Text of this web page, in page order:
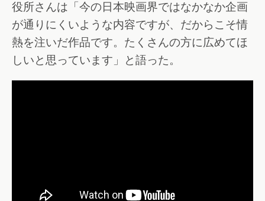
役所さんは「今の日本映画界ではなかなか企画
が通りにくいような内容ですが、だからこそ情
熱を注いだ作品です。たくさんの方に広めてほ
しいと思っています」と語った。